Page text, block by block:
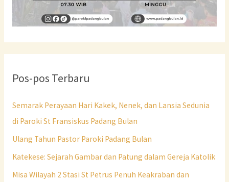
Pos-pos Terbaru
Semarak Perayaan Hari Kakek, Nenek, dan Lansia Sedunia
di Paroki St Fransiskus Padang Bulan
Ulang Tahun Pastor Paroki Padang Bulan
Katekese: Sejarah Gambar dan Patung dalam Gereja Katolik
Misa Wilayah 2 Stasi St Petrus Penuh Keakraban dan